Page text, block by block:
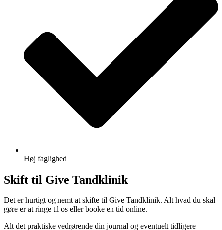
Høj faglighed
Skift til Give Tandklinik
Det er hurtigt og nemt at skifte til Give Tandklinik. Alt hvad du skal
gøre er at ringe til os eller booke en tid online.
Alt det praktiske vedrørende din journal og eventuelt tidligere